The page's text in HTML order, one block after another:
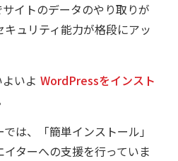
イトのデータのやり取りが
ュリティ能力が格段にアッ
いよ WordPressをインスト
は、「簡単インストール」
ターへの支援を行っていま